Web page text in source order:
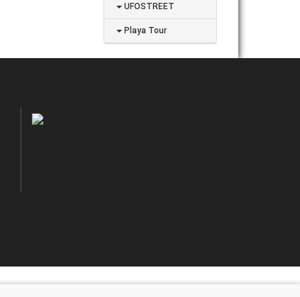
UFOSTREET
Playa Tour